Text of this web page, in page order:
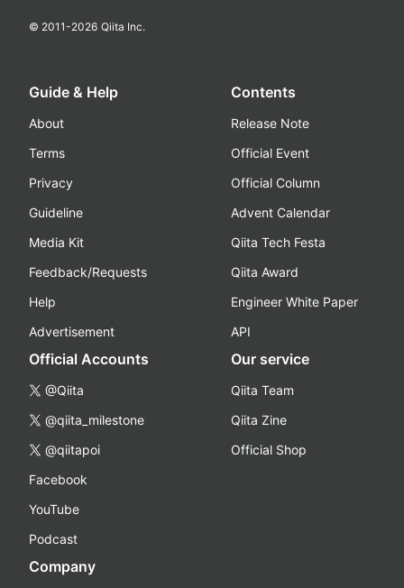
© 2011-2026 Qiita Inc.
Guide & Help
About
Terms
Privacy
Guideline
Media Kit
Feedback/Requests
Help
Advertisement
Contents
Release Note
Official Event
Official Column
Advent Calendar
Qiita Tech Festa
Qiita Award
Engineer White Paper
API
Official Accounts
@Qiita
@qiita_milestone
@qiitapoi
Facebook
YouTube
Podcast
Our service
Qiita Team
Qiita Zine
Official Shop
Company